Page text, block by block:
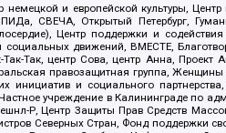
и европейской культуры,
СВЕЧА, Открытый Петербург,
Центр поддержки и
и социальных движений, ВМЕСТЕ,
Так-Так, центр Сова, центр Анна,
правозащитная группа,
инициатив и социального
учреждение в Калининграде по
Р, Центр Защиты Прав Средств
Северных Стран, Фонд поддержки